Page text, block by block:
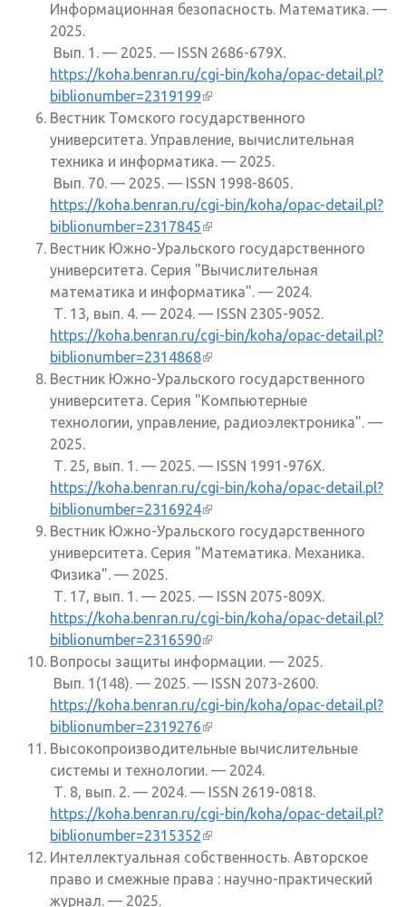
Информационная безопасность. Математика. —
2025.
Вып. 1. — 2025. — ISSN 2686-679X.
https://koha.benran.ru/cgi-bin/koha/opac-detail.pl?
biblionumber=2319199(внешняя ссылка)
Вестник Томского государственного
университета. Управление, вычислительная
техника и информатика. — 2025.
Вып. 70. — 2025. — ISSN 1998-8605.
https://koha.benran.ru/cgi-bin/koha/opac-detail.pl?
biblionumber=2317845(внешняя ссылка)
Вестник Южно-Уральского государственного
университета. Серия "Вычислительная
математика и информатика". — 2024.
Т. 13, вып. 4. — 2024. — ISSN 2305-9052.
https://koha.benran.ru/cgi-bin/koha/opac-detail.pl?
biblionumber=2314868(внешняя ссылка)
Вестник Южно-Уральского государственного
университета. Серия "Компьютерные
технологии, управление, радиоэлектроника". —
2025.
Т. 25, вып. 1. — 2025. — ISSN 1991-976X.
https://koha.benran.ru/cgi-bin/koha/opac-detail.pl?
biblionumber=2316924(внешняя ссылка)
Вестник Южно-Уральского государственного
университета. Серия "Математика. Механика.
Физика". — 2025.
Т. 17, вып. 1. — 2025. — ISSN 2075-809X.
https://koha.benran.ru/cgi-bin/koha/opac-detail.pl?
biblionumber=2316590(внешняя ссылка)
Вопросы защиты информации. — 2025.
Вып. 1(148). — 2025. — ISSN 2073-2600.
https://koha.benran.ru/cgi-bin/koha/opac-detail.pl?
biblionumber=2319276(внешняя ссылка)
Высокопроизводительные вычислительные
системы и технологии. — 2024.
Т. 8, вып. 2. — 2024. — ISSN 2619-0818.
https://koha.benran.ru/cgi-bin/koha/opac-detail.pl?
biblionumber=2315352(внешняя ссылка)
Интеллектуальная собственность. Авторское
право и смежные права : научно-практический
журнал. — 2025.